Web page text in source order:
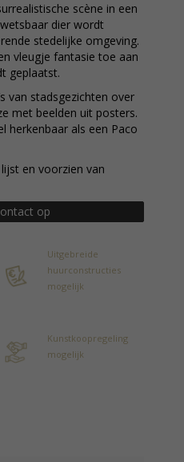
scène in een
dier wordt
stedelijke omgeving.
vleugje fantasie toe aan
geplaatst.
van stadsgezichten over
met beelden uit posters.
herkenbaar als een Paco
en voorzien van
op
Uitgebreide
huurconstructies
mogelijk
Kunstkoopregeling
mogelijk